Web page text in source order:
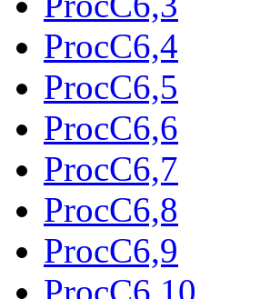
ProcC6,4
ProcC6,5
ProcC6,6
ProcC6,7
ProcC6,8
ProcC6,9
ProcC6,10